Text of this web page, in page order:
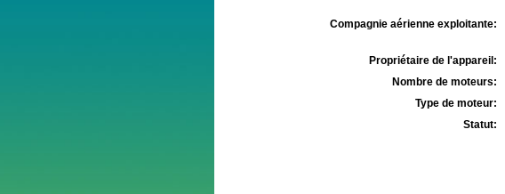
Compagnie aérienne exploitante:
Propriétaire de l'appareil:
Nombre de moteurs:
Type de moteur:
Statut: